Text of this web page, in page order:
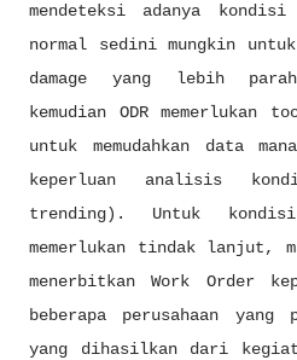
mendeteksi adanya
normal sedini mungkin
damage yang lebih
kemudian ODR
untuk memudahkan data
keperluan analisis
trending). Untuk
memerlukan tindak lanjut,
menerbitkan Work Order
beberapa perusahaan
yang dihasilkan dari